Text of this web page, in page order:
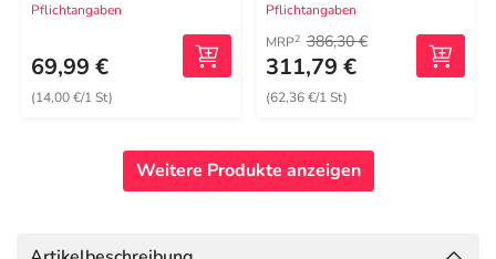
Pflichtangaben
69,99 €
(14,00 €/1 St)
Pflichtangaben
MRP2 386,30 €
311,79 €
(62,36 €/1 St)
Weitere Produkte anzeigen